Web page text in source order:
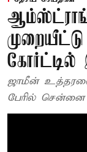
கோர்ட்டில்
ஜாமீன்
பேரில் சென்னை